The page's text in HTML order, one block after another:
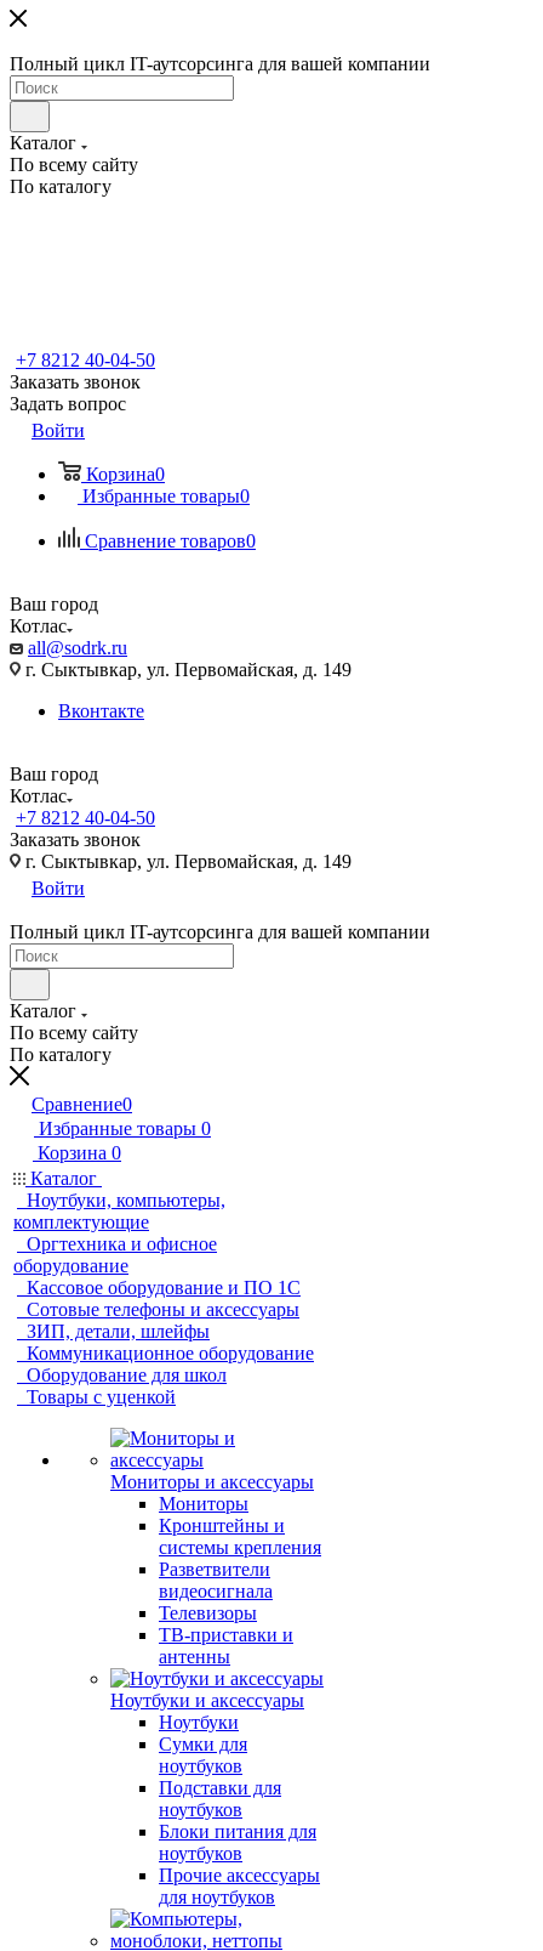
Полный цикл IT-аутсорсинга для вашей компании
Каталог
По всему сайту
По каталогу
+7 8212 40-04-50
Заказать звонок
Задать вопрос
Войти
Корзина0
Избранные товары0
Сравнение товаров0
Ваш город
Котлас
all@sodrk.ru
г. Сыктывкар, ул. Первомайская, д. 149
Вконтакте
Ваш город
Котлас
+7 8212 40-04-50
Заказать звонок
г. Сыктывкар, ул. Первомайская, д. 149
Войти
Полный цикл IT-аутсорсинга для вашей компании
Каталог
По всему сайту
По каталогу
Сравнение0
Избранные товары 0
Корзина 0
Каталог
Ноутбуки, компьютеры,
комплектующие
Оргтехника и офисное
оборудование
Кассовое оборудование и ПО 1С
Сотовые телефоны и аксессуары
ЗИП, детали, шлейфы
Коммуникационное оборудование
Оборудование для школ
Товары с уценкой
Мониторы и аксессуары
Мониторы
Кронштейны и
системы крепления
Разветвители
видеосигнала
Телевизоры
ТВ-приставки и
антенны
Ноутбуки и аксессуары
Ноутбуки
Сумки для
ноутбуков
Подставки для
ноутбуков
Блоки питания для
ноутбуков
Прочие аксессуары
для ноутбуков